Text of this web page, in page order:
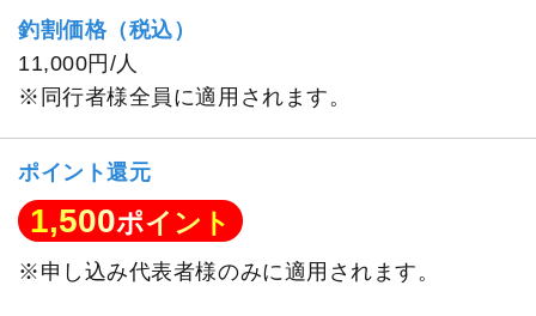
釣割価格（税込）
11,000円/人
※同行者様全員に適用されます。
ポイント還元
1,500ポイント
※申し込み代表者様のみに適用されます。